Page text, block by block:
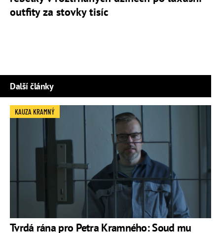
outfity za stovky tisíc
Další články
Tvrdá rána pro Petra Kramného: Soud mu
KAUZA KRAMNÝ